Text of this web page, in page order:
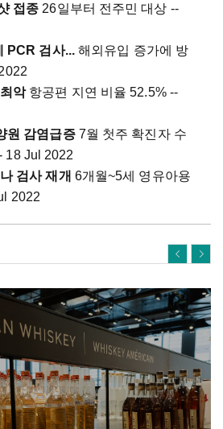
접종 26일부터 전주민 대상 --
PCR 검사...해외유입 증가에 방
악 항공편 지연 비율 52.5% --
원 감염급증7월 첫주 확진자 수
18 Jul 2022
검사 재개 6개월~5세 영유아용
2022